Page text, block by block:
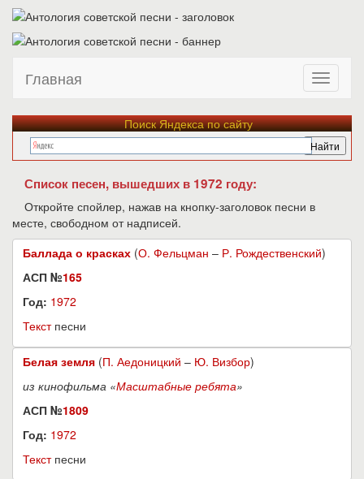
Главная
Поиск Яндекса по сайту
Список песен, вышедших в 1972 году:
Откройте спойлер, нажав на кнопку-заголовок песни в
месте, свободном от надписей.
Баллада о красках (О. Фельцман – Р. Рождественский)
АСП №165
Год: 1972
Текстпесни
Белая земля (П. Аедоницкий – Ю. Визбор)
из кинофильма «Масштабные ребята»
АСП №1809
Год: 1972
Текстпесни